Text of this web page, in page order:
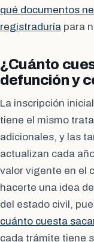
qué documentos
registraduría para
¿Cuánto
defunción y
La inscripción
tiene el mismo
adicionales, y las
actualizan cada
valor vigente en el
hacerte una idea
del estado civil,
cuánto cuesta
cada trámite tiene